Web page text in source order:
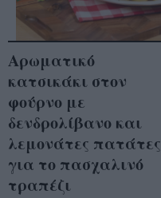
Αρωματικό
κατσικάκι στον
φούρνο με
δενδρολίβανο και
λεμονάτες πατάτες
για το πασχαλινό
τραπέζι